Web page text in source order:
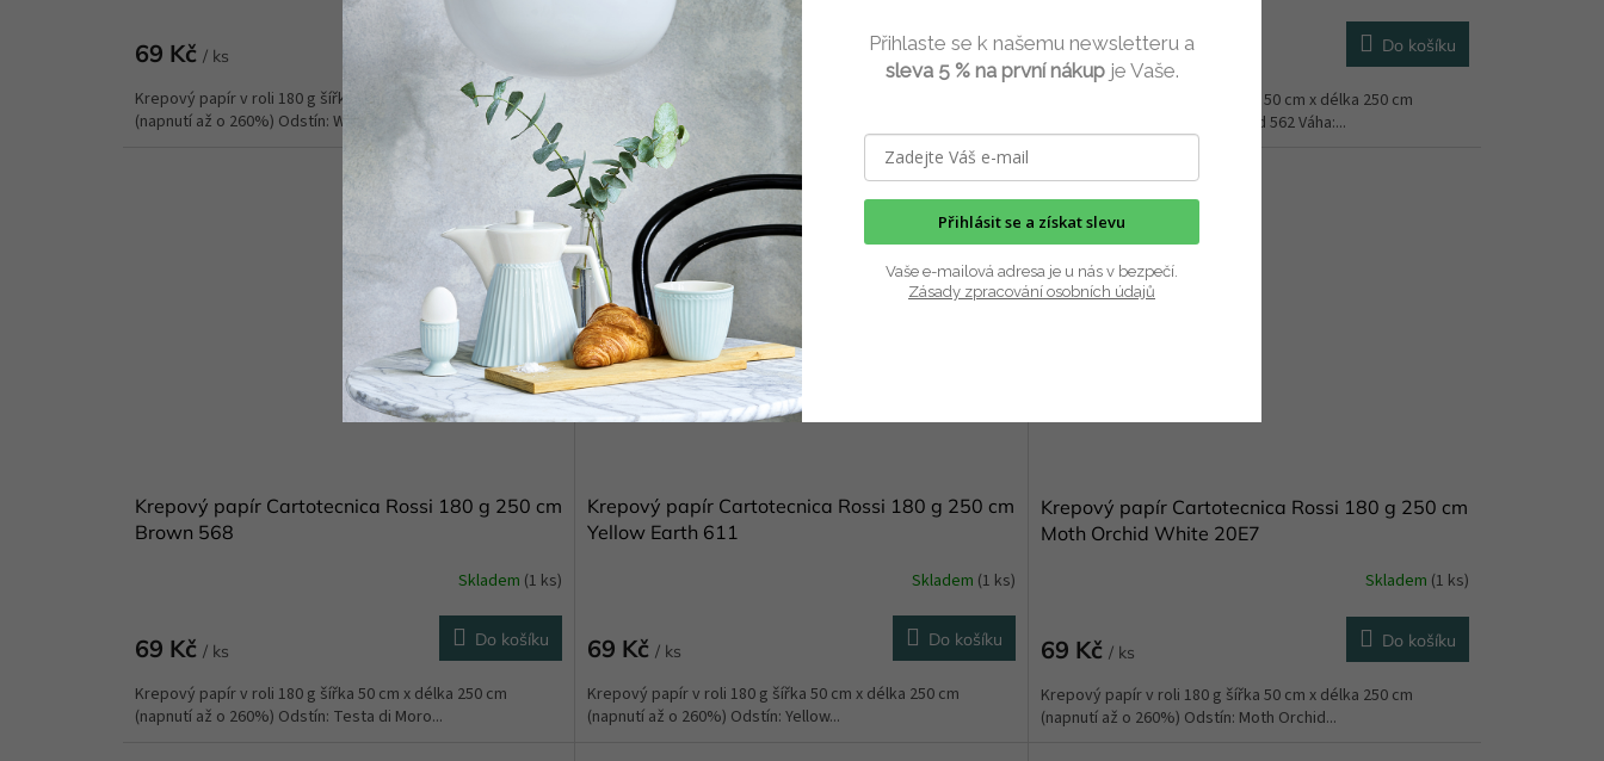
69 Kč / ks
Krepový papír v roli 180 g šířka 50 cm x délka 250 cm
(napnutí až o 260%) Odstín: Water...
69 Kč Do košíku
Krepový papír v roli 180 g šířka 50 cm x délka 250 cm
(napnutí až o 260%) Odstín: Green/kód 563...
69 Kč/ ks
Do košíku
Krepový papír v roli 180 g šířka 50 cm x délka 250 cm
(napnutí až o 260%) Odstín: kód 562 Váha:...
Krepový papír Cartotecnica Rossi 180 g 250 cm
Brown 568
Skladem (1 ks)
69 Kč / ks
Do košíku
Krepový papír v roli 180 g šířka 50 cm x délka 250 cm
(napnutí až o 260%) Odstín: Testa di Moro...
Krepový papír Cartotecnica Rossi 180 g 250 cm
Yellow Earth 611
Skladem (1 ks)
69 Kč/ ks
Do košíku
Krepový papír v roli 180 g šířka 50 cm x délka 250 cm
(napnutí až o 260%) Odstín: Yellow...
Krepový papír Cartotecnica Rossi 180 g 250 cm
Moth Orchid White 20E7
Skladem (1 ks)
69 Kč / ks
Do košíku
Krepový papír v roli 180 g šířka 50 cm x délka 250 cm
(napnutí až o 260%) Odstín: Moth Orchid...
Přihlaste se k našemu newsletteru a
sleva 5 % na první nákupje Vaše.
Přihlásit se a získat slevu
Vaše e-mailová adresa je u nás v bezpečí.
Zásady zpracování osobních údajů